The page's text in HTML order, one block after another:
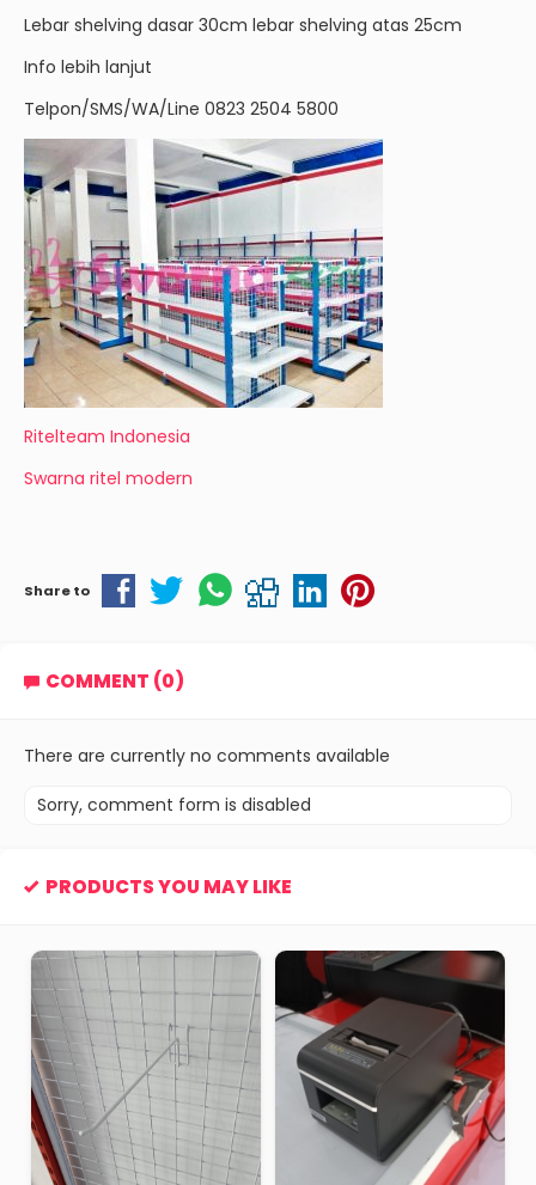
Lebar shelving dasar 30cm lebar shelving atas 25cm
Info lebih lanjut
Telpon/SMS/WA/Line 0823 2504 5800
Ritelteam Indonesia
Swarna ritel modern
Share to
COMMENT (0)
There are currently no comments available
Sorry, comment form is disabled
PRODUCTS YOU MAY LIKE